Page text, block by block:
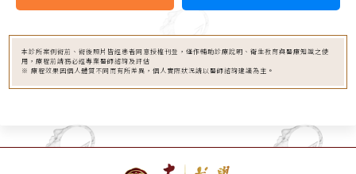
本診所案例術前、術後照片皆經患者同意授權刊登，僅作輔助診療說明、衛生教育與醫療知識之使
用，療程前請務必經專業醫師諮詢及評估
※ 療程效果因個人體質不同而有所差異，個人實際狀況請以醫師諮詢建議為主。